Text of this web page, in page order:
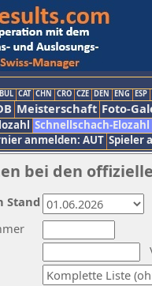
BUL CAT CHN CRO CZE DEN ENG ESP
Meisterschaft Foto-
Schnellschach-Elozahl
anmelden: AUT Spieler
bei den
Stand